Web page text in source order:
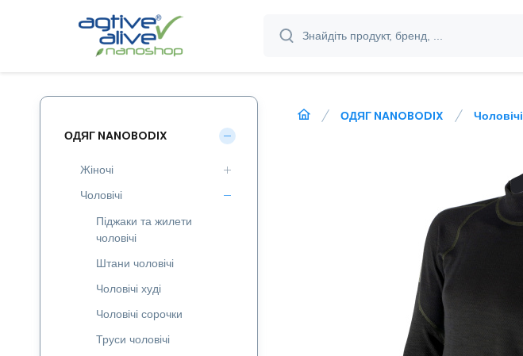
ОДЯГ NANOBODIX Чоловічі
ОДЯГ NANOBODIX
Жіночі
Чоловічі
Піджаки та жилети
чоловічі
Штани чоловічі
Чоловічі худі
Чоловічі сорочки
Труси чоловічі